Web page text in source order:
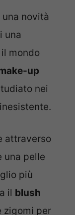
novità
una
mondo
up
nei
attraverso
una pelle
più
il blush
zigomi per